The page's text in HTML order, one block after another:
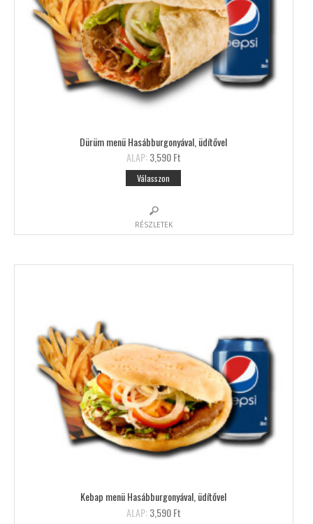
Dürüm menü Hasábburgonyával, üdítővel
ALAP:3,590 Ft
Válasszon
RÉSZLETEK
Kebap menü Hasábburgonyával, üdítővel
ALAP:3,590 Ft